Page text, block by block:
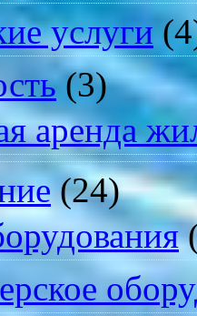
услуги
(3)
аренда
(24)